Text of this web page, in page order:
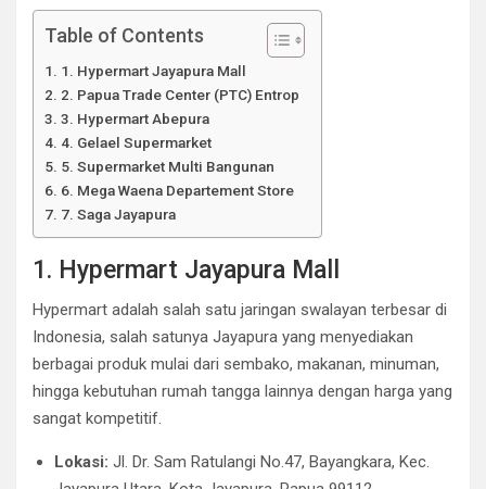
Table of Contents
1. Hypermart Jayapura Mall
2. Papua Trade Center (PTC) Entrop
3. Hypermart Abepura
4. Gelael Supermarket
5. Supermarket Multi Bangunan
6. Mega Waena Departement Store
7. Saga Jayapura
1. Hypermart Jayapura Mall
Hypermart adalah salah satu jaringan swalayan terbesar di
Indonesia, salah satunya Jayapura yang menyediakan
berbagai produk mulai dari sembako, makanan, minuman,
hingga kebutuhan rumah tangga lainnya dengan harga yang
sangat kompetitif.
Lokasi: Jl. Dr. Sam Ratulangi No.47, Bayangkara, Kec.